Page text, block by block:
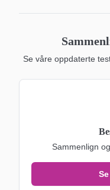
Se våre oppdaterte
Sammenlign